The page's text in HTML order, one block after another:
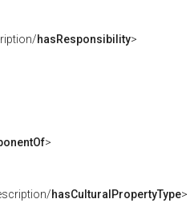
hasResponsibility>
>
hasCulturalPropertyType>